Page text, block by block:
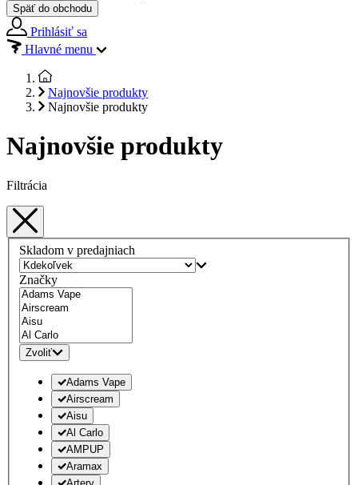
Späť do obchodu
Prihlásiť sa
Hlavné menu
Najnovšie produkty
Najnovšie produkty
Najnovšie produkty
Filtrácia
Skladom v predajniach
Značky
Zvoliť
Adams Vape
Airscream
Aisu
Al Carlo
AMPUP
Aramax